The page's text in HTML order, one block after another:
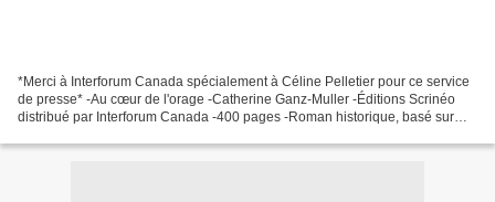
*Merci à Interforum Canada spécialement à Céline Pelletier pour ce service
de presse* -Au cœur de l'orage -Catherine Ganz-Muller -Éditions Scrinéo
distribué par Interforum Canada -400 pages -Roman historique, basé sur